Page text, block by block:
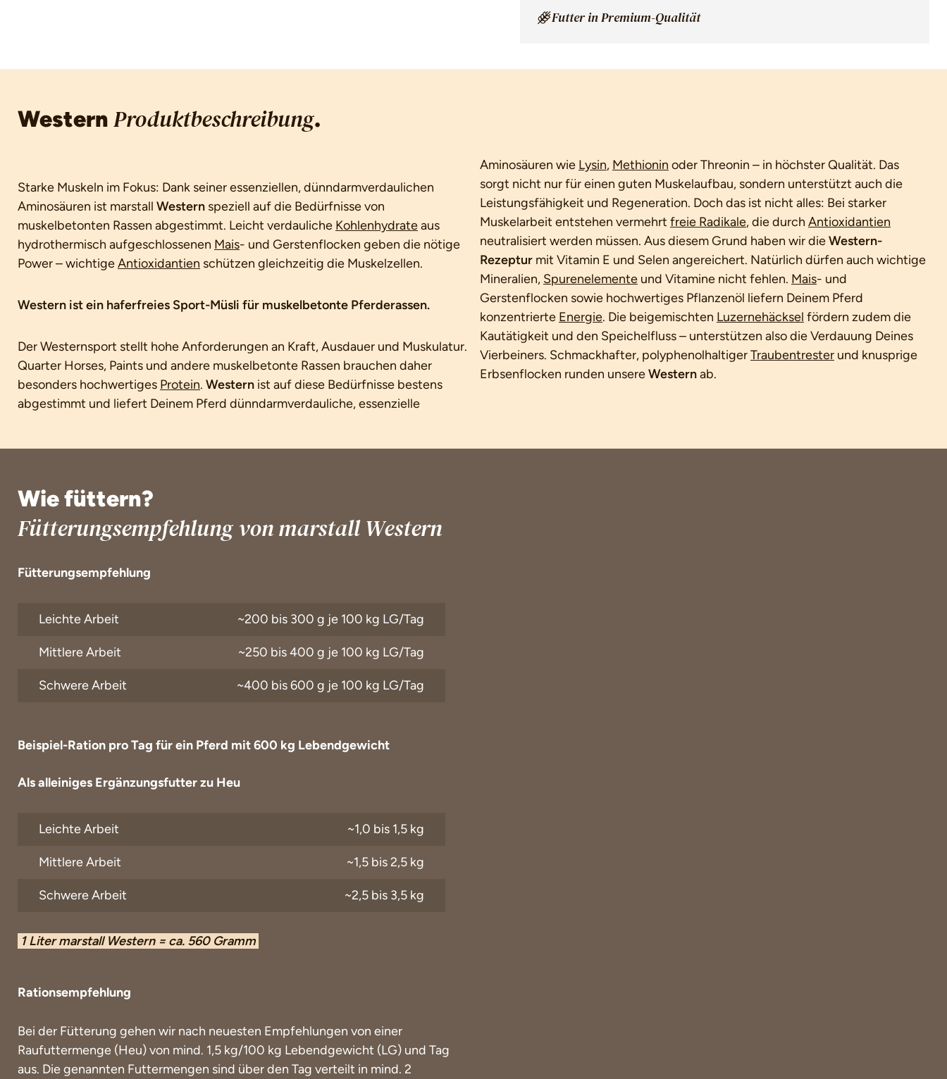
Futter in Premium-Qualität
Western Produktbeschreibung.
Starke Muskeln im Fokus: Dank seiner essenziellen, dünndarmverdaulichen
Aminosäuren ist marstall Western speziell auf die Bedürfnisse von
muskelbetonten Rassen abgestimmt. Leicht verdauliche Kohlenhydrateaus
hydrothermisch aufgeschlossenen Mais- und Gerstenflocken geben die nötige
Power – wichtigeAntioxidantien schützen gleichzeitig die Muskelzellen.
Western ist ein haferfreies Sport-Müsli für muskelbetonte Pferderassen.
Der Westernsport stellt hohe Anforderungen an Kraft, Ausdauer und Muskulatur.
Quarter Horses, Paints und andere muskelbetonte Rassen brauchen daher
besonders hochwertiges Protein. Western ist auf diese Bedürfnisse bestens
abgestimmt und liefert Deinem Pferd dünndarmverdauliche, essenzielle
Aminosäuren wie Lysin, Methionin oder Threonin – in höchster Qualität. Das
sorgt nicht nur für einen guten Muskelaufbau, sondern unterstützt auch die
Leistungsfähigkeit und Regeneration. Doch das ist nicht alles: Bei starker
Muskelarbeit entstehen vermehrt freie Radikale, die durch Antioxidantien
neutralisiert werden müssen. Aus diesem Grund haben wir dieWestern-
Rezeptur mit Vitamin E und Selen angereichert. Natürlich dürfen auch wichtige
Mineralien, Spurenelemente und Vitamine nicht fehlen. Mais- und
Gerstenflocken sowie hochwertiges Pflanzenöl liefern Deinem Pferd
konzentrierte Energie. Die beigemischten Luzernehäcksel fördern zudem die
Kautätigkeit und den Speichelfluss – unterstützen also die Verdauung Deines
Vierbeiners. Schmackhafter, polyphenolhaltigerTraubentrester und knusprige
Erbsenflocken runden unsereWesternab.
Wie füttern?
Fütterungsempfehlung von marstall Western
Fütterungsempfehlung
Leichte Arbeit ~200 bis 300 g je 100 kg LG/Tag
Mittlere Arbeit ~250 bis 400 g je 100 kg LG/Tag
Schwere Arbeit ~400 bis 600 g je 100 kg LG/Tag
Beispiel-Ration pro Tag für ein Pferd mit 600 kg Lebendgewicht
Als alleiniges Ergänzungsfutter zu Heu
Leichte Arbeit ~1,0 bis 1,5 kg
Mittlere Arbeit ~1,5 bis 2,5 kg
Schwere Arbeit ~2,5 bis 3,5 kg
1 Liter marstall Western = ca. 560 Gramm
Rationsempfehlung
Bei der Fütterung gehen wir nach neuesten Empfehlungen von einer
Raufuttermenge (Heu) von mind. 1,5 kg/100 kg Lebendgewicht (LG) und Tag
aus. Die genannten Futtermengen sind über den Tag verteilt in mind. 2